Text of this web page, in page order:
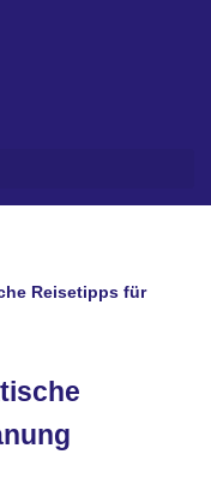
Reisetipps für